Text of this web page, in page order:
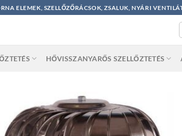
ELEMEK, SZELLŐZŐRÁCSOK, ZSALUK, NYÁRI
HŐVISSZANYARŐS SZELLŐZTETÉS